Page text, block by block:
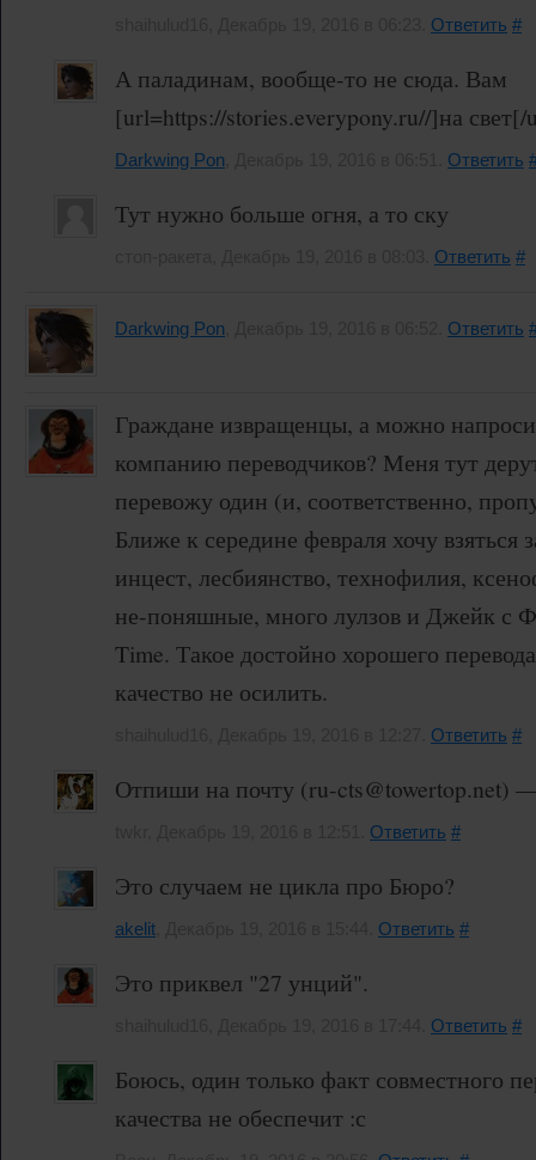
Ответить #
А паладинам, вообще-то не сюда. Вам
[url=https://stories.everypony.ru//]на
Darkwing Pon Ответить
Тут нужно больше огня, а то ску
Ответить #
Darkwing Pon Ответить
Граждане извращенцы, а можно
компанию переводчиков? Меня тут
перевожу один (и, соответственно,
Ближе к середине февраля хочу взяться
инцест, лесбиянство, технофилия,
не-поняшные, много лулзов и Джейк с
Time. Такое достойно хорошего
качество не осилить.
Ответить #
Отпиши на почту (ru-cts@towertop.net)
Ответить #
Это случаем не цикла про Бюро?
akelit Ответить #
Это приквел "27 унций".
Ответить #
Боюсь, один только факт совместного
качества не обеспечит :с